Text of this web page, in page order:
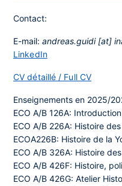
Contact:
E-mail: andreas.guidi [at]
LinkedIn
CV détaillé / Full CV
Enseignements en 2025/
ECO A/B 126A:
ECO A/B 226A: Histoire
ECOA226B: Histoire de la
ECO A/B 326A: Histoire
ECO A/B 426F: Histoire,
ECO A/B 426G: Atelier